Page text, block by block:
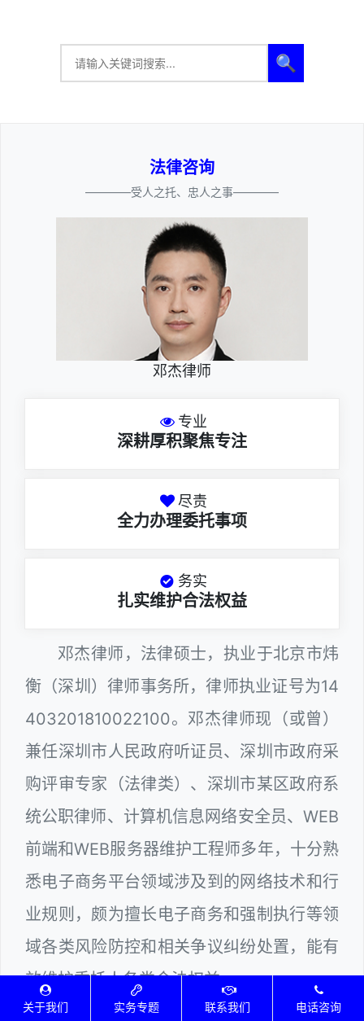
🔍
法律咨询
————受人之托、忠人之事————
邓杰律师
专业
深耕厚积聚焦专注
尽责
全力办理委托事项
务实
扎实维护合法权益
邓杰律师，法律硕士，执业于北京市炜
衡（深圳）律师事务所，律师执业证号为14
403201810022100。邓杰律师现（或曾）
兼任深圳市人民政府听证员、深圳市政府采
购评审专家（法律类）、深圳市某区政府系
统公职律师、计算机信息网络安全员、WEB
前端和WEB服务器维护工程师多年，十分熟
悉电子商务平台领域涉及到的网络技术和行
业规则，颇为擅长电子商务和强制执行等领
域各类风险防控和相关争议纠纷处置，能有
效维护委托人各类合法权益。
关于我们 实务专题 联系我们 电话咨询